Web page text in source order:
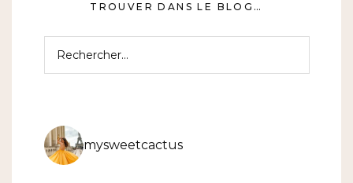
TROUVER DANS LE BLOG…
mysweetcactus